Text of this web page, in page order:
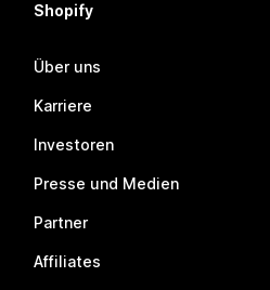
Shopify
Über uns
Karriere
Investoren
Presse und Medien
Partner
Affiliates